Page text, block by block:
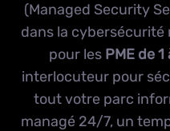
(Managed Security
dans la
pour les PME de
interlocuteur pour
tout votre parc
managé 24/7, un